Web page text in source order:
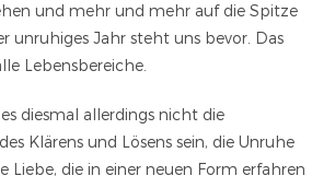
und mehr und mehr auf die Spitze
unruhiges Jahr steht uns bevor. Das
Lebensbereiche.
diesmal allerdings nicht die
Klärens und Lösens sein, die Unruhe
Liebe, die in einer neuen Form erfahren